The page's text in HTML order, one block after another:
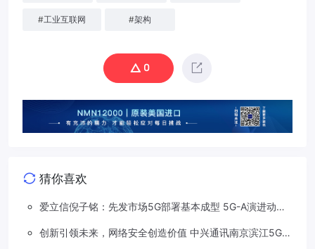
#工业互联网 #架构
0
猜你喜欢
爱立信倪子铭：先发市场5G部署基本成型 5G-A演进动能
创新引领未来，网络安全创造价值 中兴通讯南京滨江5G工